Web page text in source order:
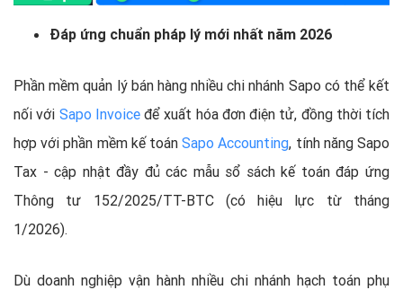
Đáp ứng chuẩn pháp lý mới nhất năm 2026
Phần mềm quản lý bán hàng nhiều chi nhánh Sapo có thể kết
nối với Sapo Invoiceđể xuất hóa đơn điện tử, đồng thời tích
hợp với phần mềm kế toánSapo Accounting, tính năng Sapo
Tax - cập nhật đầy đủ các mẫu sổ sách kế toán đáp ứng
Thông tư 152/2025/TT-BTC (có hiệu lực từ tháng
1/2026).
Dù doanh nghiệp vận hành nhiều chi nhánh hạch toán phụ